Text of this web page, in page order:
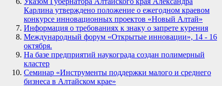
Карлина утверждено положение о ежегодном краевом
конкурсе инновационных проектов «Новый Алтай»
Информация о требованиях к знаку о запрете курения
Международный форум «Открытые инновации», 14 - 16
октября.
На базе предприятий наукограда создан полимерный
кластер
Семинар «Инструменты поддержки малого и среднего
бизнеса в Алтайском крае»